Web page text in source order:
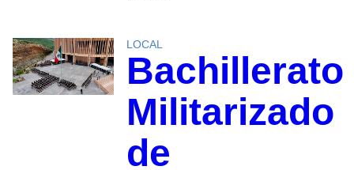
LOCAL
Bachillerato
Militarizado
de